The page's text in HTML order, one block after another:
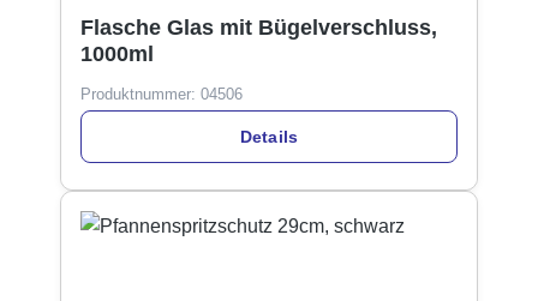
Flasche Glas mit Bügelverschluss,
1000ml
Produktnummer: 04506
Details